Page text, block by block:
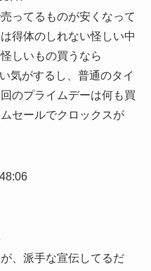
ってるものが安くなって
得体のしれない怪しい中
しいもの買うなら
気がするし、普通のタイ
のプライムデーは何も買
セールでクロックスが
、派手な宣伝してるだ